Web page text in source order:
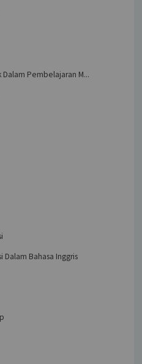
Dalam Pembelajaran M...
Dalam Bahasa Inggris